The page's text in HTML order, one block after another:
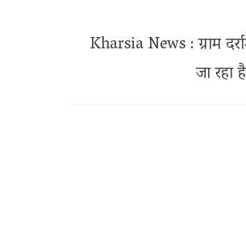
Kharsia News : ग्राम
जा रहा